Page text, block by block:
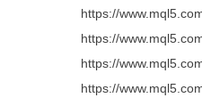
https://
https://
https://
https://